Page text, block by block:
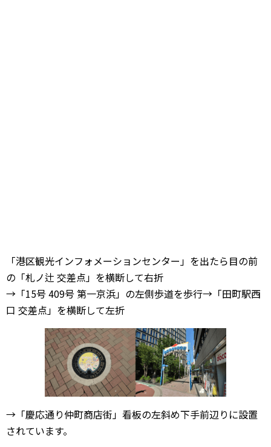
「港区観光インフォメーションセンター」を出たら目の前
の「札ノ辻 交差点」を横断して右折
→「15号 409号 第一京浜」の左側歩道を歩行→「田町駅西
口 交差点」を横断して左折
→「慶応通り仲町商店街」看板の左斜め下手前辺りに設置
されています。